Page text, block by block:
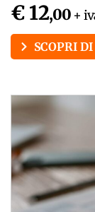
€ 12,00 +
SCOPRI